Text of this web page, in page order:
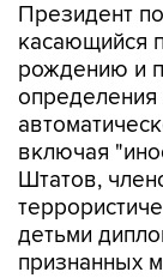
Президент
касающийся
рождению и
включая
Штатов,
детьми
признанных